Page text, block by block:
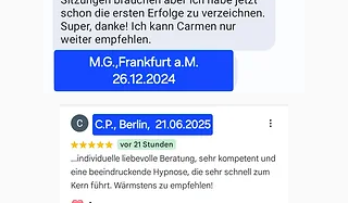
vertrauensvoll, sodass ich mich direkt
wohlgefühlt habe. Die Kommunikation
mit ihr war sehr angenehm – sie hat
sich Zeit genommen, mich umfassend
aufzuklären und alle meine Fragen zu
beantworten.
Die Hypnosesitzung selbst war eine
beeindruckende Erfahrung. Ich war